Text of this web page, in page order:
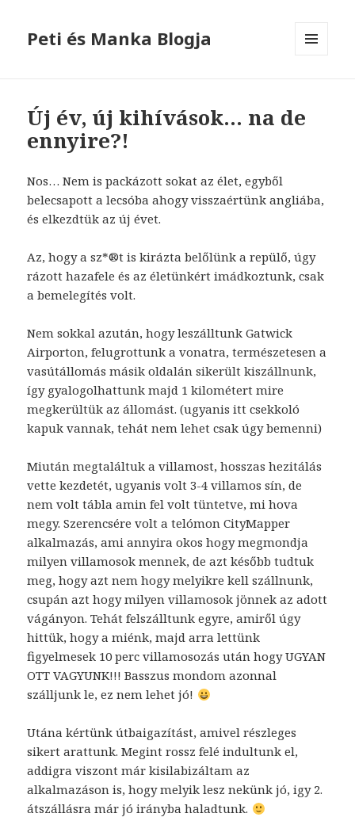
Peti és Manka Blogja
Új év, új kihívások… na de
ennyire?!
Nos… Nem is packázott sokat az élet, egyből
belecsapott a lecsóba ahogy visszaértünk angliába,
és elkezdtük az új évet.
Az, hogy a sz*®t is kirázta belőlünk a repülő, úgy
rázott hazafele és az életünkért imádkoztunk, csak
a bemelegítés volt.
Nem sokkal azután, hogy leszálltunk Gatwick
Airporton, felugrottunk a vonatra, természetesen a
vasútállomás másik oldalán sikerült kiszállnunk,
így gyalogolhattunk majd 1 kilométert mire
megkerültük az állomást. (ugyanis itt csekkoló
kapuk vannak, tehát nem lehet csak úgy bemenni)
Miután megtaláltuk a villamost, hosszas hezitálás
vette kezdetét, ugyanis volt 3-4 villamos sín, de
nem volt tábla amin fel volt tüntetve, mi hova
megy. Szerencsére volt a telómon CityMapper
alkalmazás, ami annyira okos hogy megmondja
milyen villamosok mennek, de azt később tudtuk
meg, hogy azt nem hogy melyikre kell szállnunk,
csupán azt hogy milyen villamosok jönnek az adott
vágányon. Tehát felszálltunk egyre, amiről úgy
hittük, hogy a miénk, majd arra lettünk
figyelmesek 10 perc villamosozás után hogy UGYAN
OTT VAGYUNK!!! Basszus mondom azonnal
szálljunk le, ez nem lehet jó!
Utána kértünk útbaigazítást, amivel részleges
sikert arattunk. Megint rossz felé indultunk el,
addigra viszont már kisilabizáltam az
alkalmazáson is, hogy melyik lesz nekünk jó, igy 2.
átszállásra már jó irányba haladtunk.